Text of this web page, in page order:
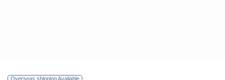
Overseas shipping Available